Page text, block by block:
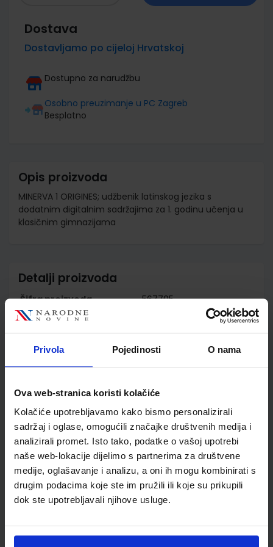
Privola Pojedinosti O nama
Ova web-stranica koristi kolačiće
Kolačiće upotrebljavamo kako bismo personalizirali
sadržaj i oglase, omogućili značajke društvenih medija i
analizirali promet. Isto tako, podatke o vašoj upotrebi
naše web-lokacije dijelimo s partnerima za društvene
medije, oglašavanje i analizu, a oni ih mogu kombinirati s
drugim podacima koje ste im pružili ili koje su prikupili
dok ste upotrebljavali njihove usluge.
Dostava
Dostavljamo po cijeloj Hrvatskoj
Dostupno za narudžbu
Osobno preuzimanje u PC Zagreb
Besplatno
Opis proizvoda
MINERVA 1 ORIGINES; udžbenik latinskog jezika s
dodatnim digitalnim sadržajima za 1. godinu učenja u
klasičnim gimnazijama
Detalji proizvoda
Šifra proizvoda
567705
Jedinična mjera
Nakladnik
ŠKOLSKA KNJIGA d.d.
Autor
Jadranka Bagarić Mislav
Vrsta školske knjige
UDŽBENIK
Vrsta škole
2 GIMNAZIJA
Nastavni predmet
LATINSKI JEZIK
Reg br min
7057